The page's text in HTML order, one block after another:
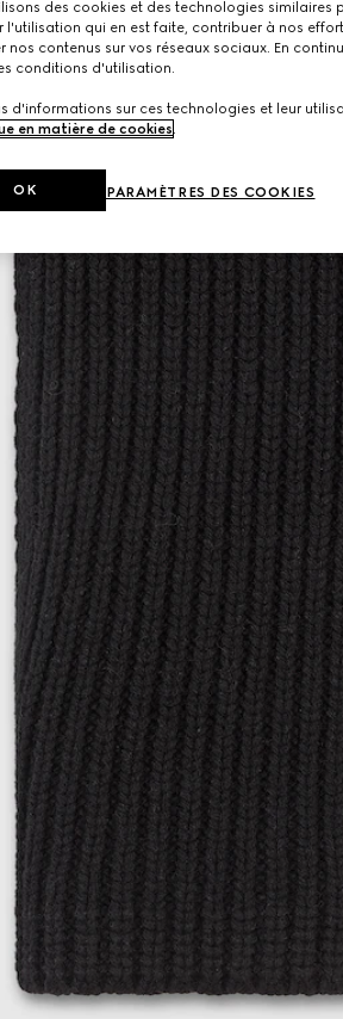
des cookies et des technologies similaires
l'utilisation qui en est faite, contribuer à nos
nos contenus sur vos réseaux sociaux. En
conditions d'utilisation.
d'informations sur ces technologies et leur
en matière de cookies
PARAMÈTRES DES COOKIES
OK